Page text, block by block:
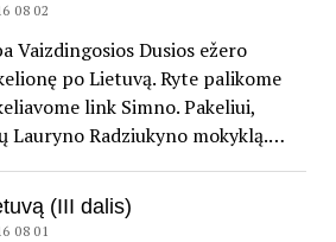
08 02
Vaizdingosios Dusios ežero
po Lietuvą. Ryte palikome
link Simno. Pakeliui,
Lauryno Radziukyno mokyklą.…
(III dalis)
08 01